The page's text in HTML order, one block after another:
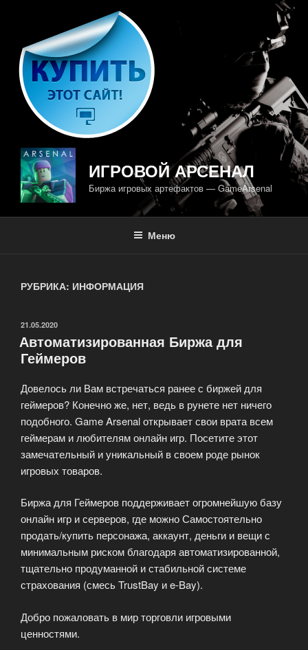
содержимому
ИГРОВОЙ АРСЕНАЛ
Биржа игровых артефактов — GameArsenal
Меню
РУБРИКА: ИНФОРМАЦИЯ
ОПУБЛИКОВАНО
21.05.2020
Автоматизированная Биржа для
Геймеров
Довелось ли Вам встречаться ранее с биржей для
геймеров? Конечно же, нет, ведь в рунете нет ничего
подобного. Game Arsenal открывает свои врата всем
геймерам и любителям онлайн игр. Посетите этот
замечательный и уникальный в своем роде рынок
игровых товаров.
Биржа для Геймеров поддерживает огромнейшую базу
онлайн игр и серверов, где можно Самостоятельно
продать/купить персонажа, аккаунт, деньги и вещи с
минимальным риском благодаря автоматизированной,
тщательно продуманной и стабильной системе
страхования (смесь TrustBay и e-Bay).
Добро пожаловать в мир торговли игровыми
ценностями.